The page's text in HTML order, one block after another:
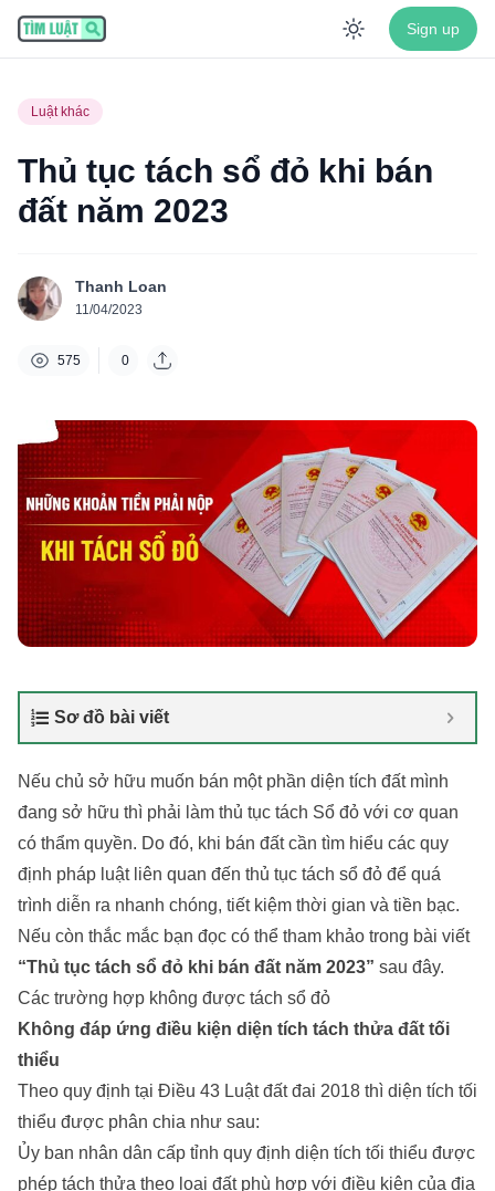
Enable
Sign up
Luật khác
Thủ tục tách sổ đỏ khi bán
đất năm 2023
Thanh Loan
11/04/2023
575 0
Sơ đồ bài viết
Nếu chủ sở hữu muốn bán một phần diện tích đất mình
đang sở hữu thì phải làm thủ tục tách Sổ đỏ với cơ quan
có thẩm quyền. Do đó, khi bán đất cần tìm hiểu các quy
định pháp luật liên quan đến thủ tục tách sổ đỏ để quá
trình diễn ra nhanh chóng, tiết kiệm thời gian và tiền bạc.
Nếu còn thắc mắc bạn đọc có thể tham khảo trong bài viết
“Thủ tục tách sổ đỏ khi bán đất năm 2023” sau đây.
Các trường hợp không được tách sổ đỏ
Không đáp ứng điều kiện diện tích tách thửa đất tối
thiểu
Theo quy định tại Điều 43 Luật đất đai 2018 thì diện tích tối
thiểu được phân chia như sau:
Ủy ban nhân dân cấp tỉnh quy định diện tích tối thiểu được
phép tách thửa theo loại đất phù hợp với điều kiện của địa